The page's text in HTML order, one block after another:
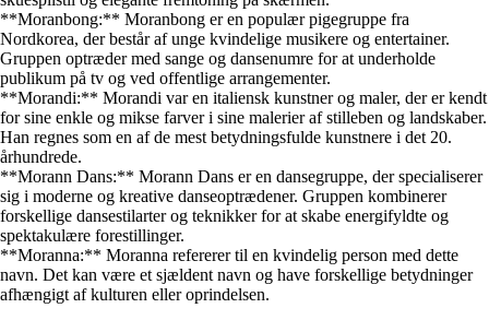
**Moranbong:** Moranbong er en populær pigegruppe fra
Nordkorea, der består af unge kvindelige musikere og entertainer.
Gruppen optræder med sange og dansenumre for at underholde
publikum på tv og ved offentlige arrangementer.
**Morandi:** Morandi var en italiensk kunstner og maler, der er kendt
for sine enkle og mikse farver i sine malerier af stilleben og landskaber.
Han regnes som en af de mest betydningsfulde kunstnere i det 20.
århundrede.
**Morann Dans:** Morann Dans er en dansegruppe, der specialiserer
sig i moderne og kreative danseoptrædener. Gruppen kombinerer
forskellige dansestilarter og teknikker for at skabe energifyldte og
spektakulære forestillinger.
**Moranna:** Moranna refererer til en kvindelig person med dette
navn. Det kan være et sjældent navn og have forskellige betydninger
afhængigt af kulturen eller oprindelsen.